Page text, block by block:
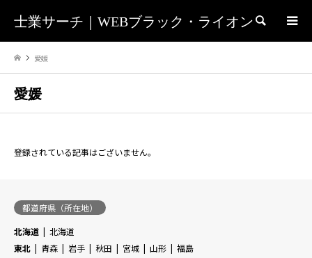
士業サーチ｜WEBブラック・ライオン 検索
愛媛
愛媛
登録されている記事はございません。
都道府県（所在地）
北海道
北海道
東北
青森 岩手 秋田 宮城 山形
福島